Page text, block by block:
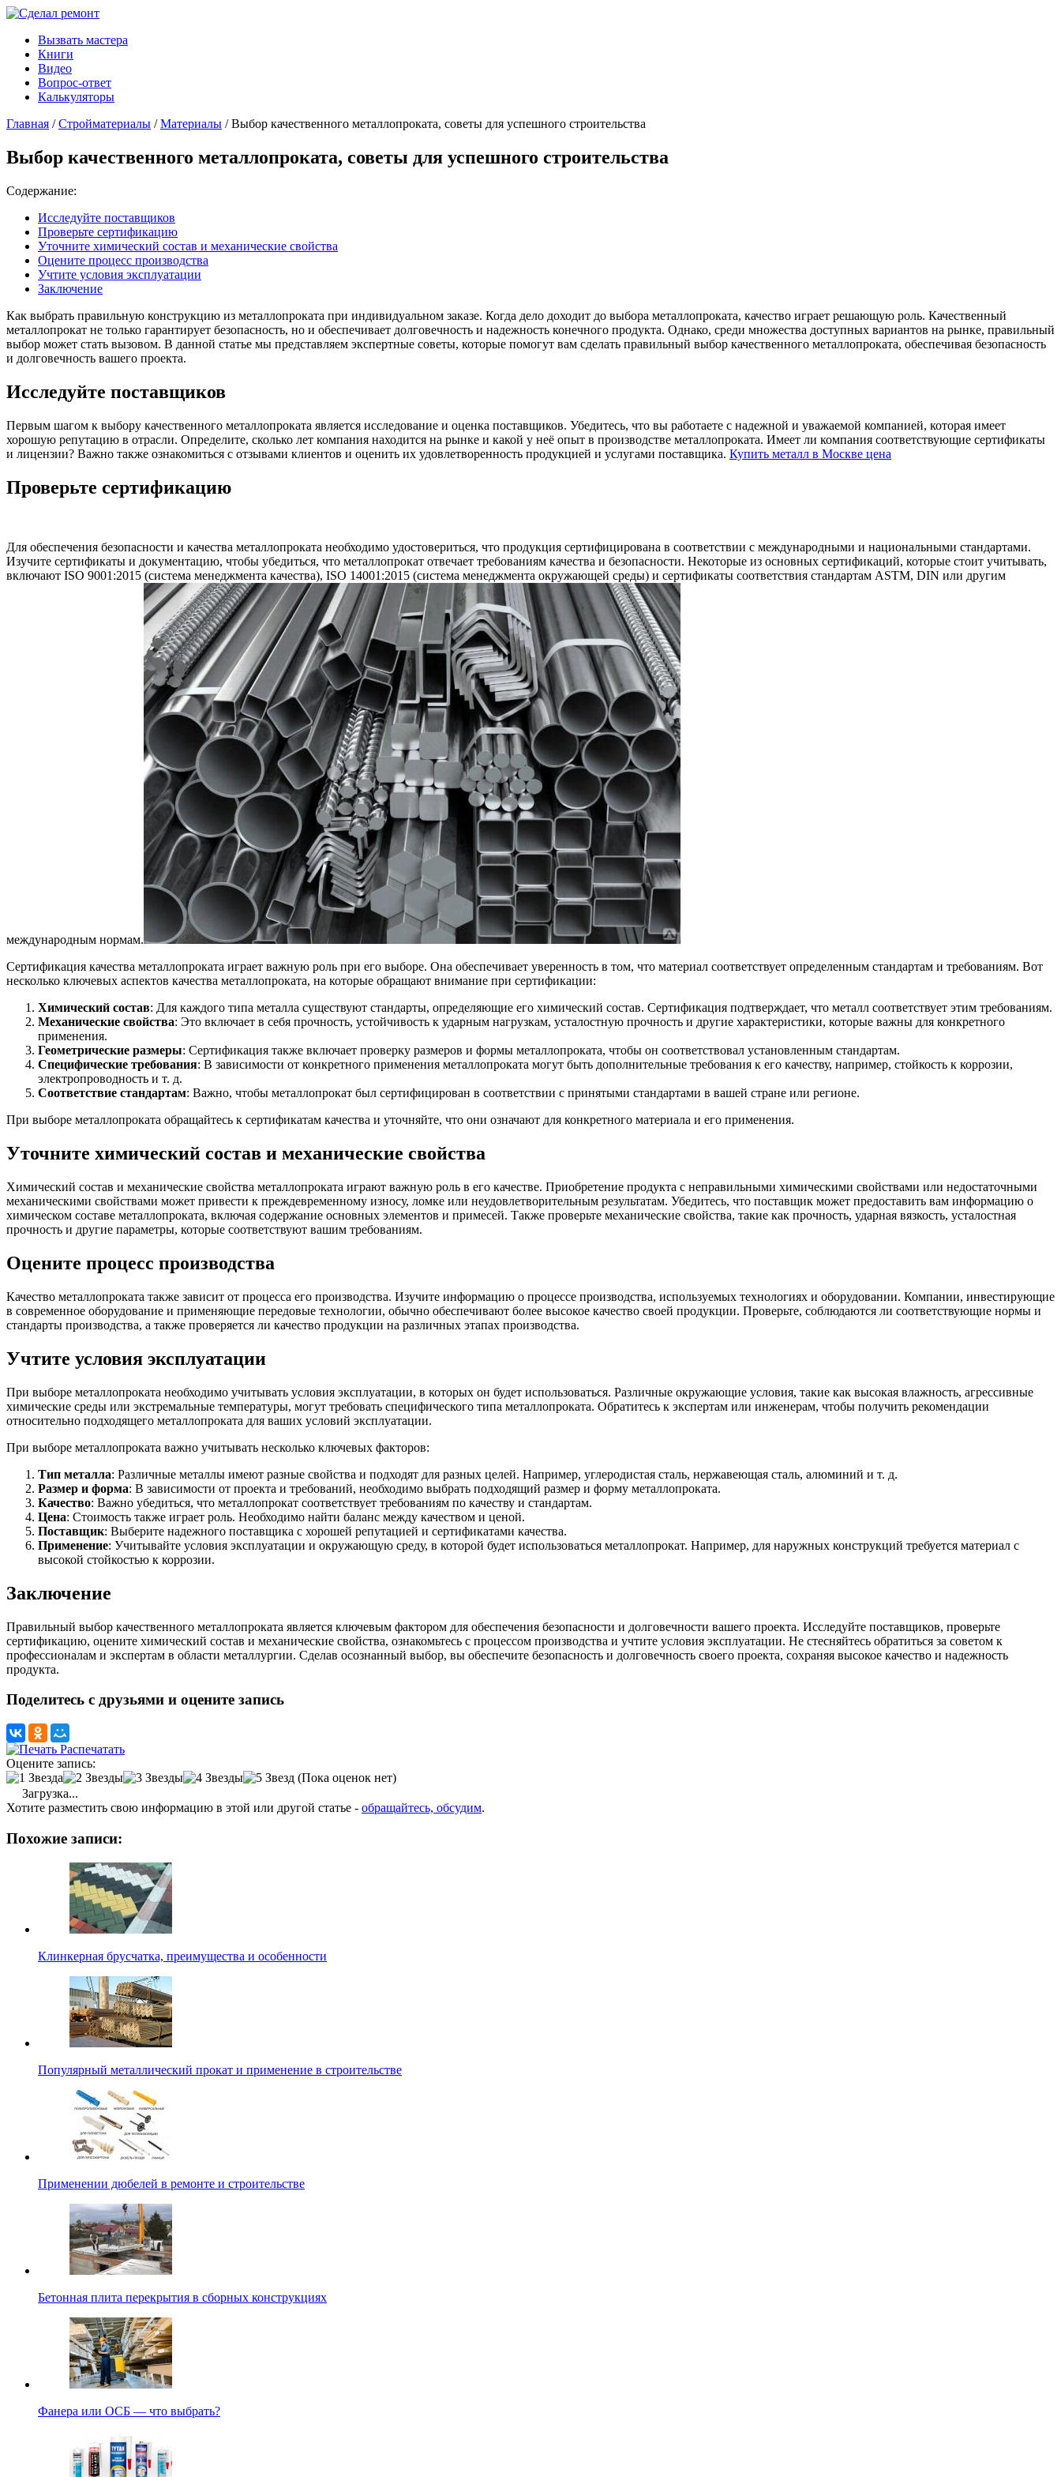
Вызвать мастера
Книги
Видео
Вопрос-ответ
Калькуляторы
Главная /Стройматериалы /Материалы / Выбор качественного металлопроката, советы для успешного строительства
Выбор качественного металлопроката, советы для успешного строительства
Содержание:
Исследуйте поставщиков
Проверьте сертификацию
Уточните химический состав и механические свойства
Оцените процесс производства
Учтите условия эксплуатации
Заключение
Как выбрать правильную конструкцию из металлопроката при индивидуальном заказе. Когда дело доходит до выбора металлопроката, качество играет решающую роль. Качественный
металлопрокат не только гарантирует безопасность, но и обеспечивает долговечность и надежность конечного продукта. Однако, среди множества доступных вариантов на рынке, правильный
выбор может стать вызовом. В данной статье мы представляем экспертные советы, которые помогут вам сделать правильный выбор качественного металлопроката, обеспечивая безопасность
и долговечность вашего проекта.
Исследуйте поставщиков
Первым шагом к выбору качественного металлопроката является исследование и оценка поставщиков. Убедитесь, что вы работаете с надежной и уважаемой компанией, которая имеет
хорошую репутацию в отрасли. Определите, сколько лет компания находится на рынке и какой у неё опыт в производстве металлопроката. Имеет ли компания соответствующие сертификаты
и лицензии? Важно также ознакомиться с отзывами клиентов и оценить их удовлетворенность продукцией и услугами поставщика. Купить металл в Москве цена
Проверьте сертификацию
Для обеспечения безопасности и качества металлопроката необходимо удостовериться, что продукция сертифицирована в соответствии с международными и национальными стандартами.
Изучите сертификаты и документацию, чтобы убедиться, что металлопрокат отвечает требованиям качества и безопасности. Некоторые из основных сертификаций, которые стоит учитывать,
включают ISO 9001:2015 (система менеджмента качества), ISO 14001:2015 (система менеджмента окружающей среды) и сертификаты соответствия стандартам ASTM, DIN или другим
международным нормам.
Сертификация качества металлопроката играет важную роль при его выборе. Она обеспечивает уверенность в том, что материал соответствует определенным стандартам и требованиям. Вот
несколько ключевых аспектов качества металлопроката, на которые обращают внимание при сертификации:
Химический состав: Для каждого типа металла существуют стандарты, определяющие его химический состав. Сертификация подтверждает, что металл соответствует этим требованиям.
Механические свойства: Это включает в себя прочность, устойчивость к ударным нагрузкам, усталостную прочность и другие характеристики, которые важны для конкретного
применения.
Геометрические размеры: Сертификация также включает проверку размеров и формы металлопроката, чтобы он соответствовал установленным стандартам.
Специфические требования: В зависимости от конкретного применения металлопроката могут быть дополнительные требования к его качеству, например, стойкость к коррозии,
электропроводность и т. д.
Соответствие стандартам: Важно, чтобы металлопрокат был сертифицирован в соответствии с принятыми стандартами в вашей стране или регионе.
При выборе металлопроката обращайтесь к сертификатам качества и уточняйте, что они означают для конкретного материала и его применения.
Уточните химический состав и механические свойства
Химический состав и механические свойства металлопроката играют важную роль в его качестве. Приобретение продукта с неправильными химическими свойствами или недостаточными
механическими свойствами может привести к преждевременному износу, ломке или неудовлетворительным результатам. Убедитесь, что поставщик может предоставить вам информацию о
химическом составе металлопроката, включая содержание основных элементов и примесей. Также проверьте механические свойства, такие как прочность, ударная вязкость, усталостная
прочность и другие параметры, которые соответствуют вашим требованиям.
Оцените процесс производства
Качество металлопроката также зависит от процесса его производства. Изучите информацию о процессе производства, используемых технологиях и оборудовании. Компании, инвестирующие
в современное оборудование и применяющие передовые технологии, обычно обеспечивают более высокое качество своей продукции. Проверьте, соблюдаются ли соответствующие нормы и
стандарты производства, а также проверяется ли качество продукции на различных этапах производства.
Учтите условия эксплуатации
При выборе металлопроката необходимо учитывать условия эксплуатации, в которых он будет использоваться. Различные окружающие условия, такие как высокая влажность, агрессивные
химические среды или экстремальные температуры, могут требовать специфического типа металлопроката. Обратитесь к экспертам или инженерам, чтобы получить рекомендации
относительно подходящего металлопроката для ваших условий эксплуатации.
При выборе металлопроката важно учитывать несколько ключевых факторов:
Тип металла: Различные металлы имеют разные свойства и подходят для разных целей. Например, углеродистая сталь, нержавеющая сталь, алюминий и т. д.
Размер и форма: В зависимости от проекта и требований, необходимо выбрать подходящий размер и форму металлопроката.
Качество: Важно убедиться, что металлопрокат соответствует требованиям по качеству и стандартам.
Цена: Стоимость также играет роль. Необходимо найти баланс между качеством и ценой.
Поставщик: Выберите надежного поставщика с хорошей репутацией и сертификатами качества.
Применение: Учитывайте условия эксплуатации и окружающую среду, в которой будет использоваться металлопрокат. Например, для наружных конструкций требуется материал с
высокой стойкостью к коррозии.
Заключение
Правильный выбор качественного металлопроката является ключевым фактором для обеспечения безопасности и долговечности вашего проекта. Исследуйте поставщиков, проверьте
сертификацию, оцените химический состав и механические свойства, ознакомьтесь с процессом производства и учтите условия эксплуатации. Не стесняйтесь обратиться за советом к
профессионалам и экспертам в области металлургии. Сделав осознанный выбор, вы обеспечите безопасность и долговечность своего проекта, сохраняя высокое качество и надежность
продукта.
Поделитесь с друзьями и оцените запись
Распечатать
Оцените запись:
(Пока оценок нет)
Загрузка...
Хотите разместить свою информацию в этой или другой статье - обращайтесь, обсудим.
Похожие записи:
Клинкерная брусчатка, преимущества и особенности
Популярный металлический прокат и применение в строительстве
Применении дюбелей в ремонте и строительстве
Бетонная плита перекрытия в сборных конструкциях
Фанера или ОСБ — что выбрать?